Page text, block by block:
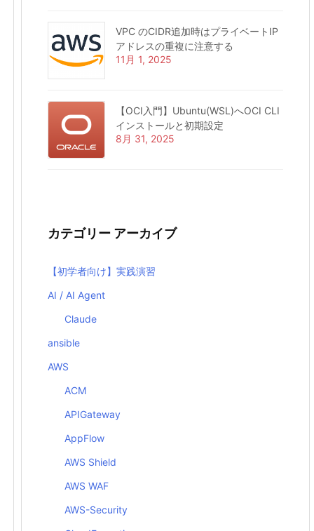
VPC のCIDR追加時はプライベートIP
アドレスの重複に注意する
11月 1, 2025
【OCI入門】Ubuntu(WSL)へOCI CLI
インストールと初期設定
8月 31, 2025
カテゴリー アーカイブ
【初学者向け】実践演習
AI / AI Agent
Claude
ansible
AWS
ACM
APIGateway
AppFlow
AWS Shield
AWS WAF
AWS-Security